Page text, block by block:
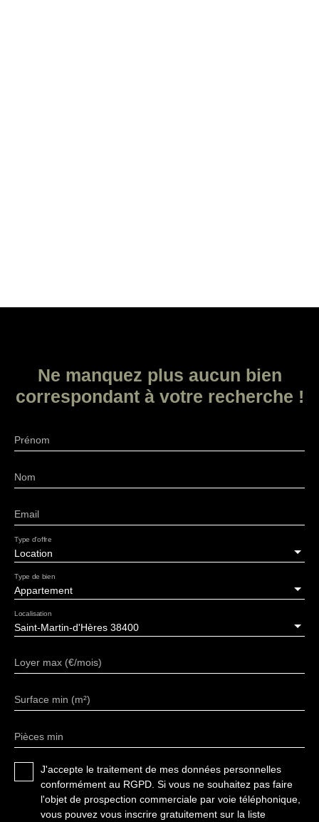
Ne manquez plus aucun bien
correspondant à votre recherche !
Prénom
Nom
Email
Location
Type d'offre
Appartement
Type de bien
Saint-Martin-d'Hères 38400
Localisation
Loyer max (€/mois)
Surface min (m²)
Pièces min
J'accepte le traitement de mes données personnelles
conformément au RGPD. Si vous ne souhaitez pas faire
l'objet de prospection commerciale par voie téléphonique,
vous pouvez vous inscrire gratuitement sur la liste